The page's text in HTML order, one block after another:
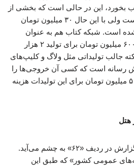
بخورد، این در حالی است که بخشی از
محتوای این رادیو تبلیغاتی است ولی با این حال ۳۰ میلیون تومان
شده است. شبکه کتاب هم به عنوان
بازوی رسانه‌ای خانه کتاب، ۶۰۰ میلیون تومان برای تولید ۲ هزار
جالب تولیداتی مثل ولاگ و کلیپ‌های
رسانه است که کسی آن خروجی‌ها را
در یاد ندارد ولی قریب به ۵۰۰ میلیون تومان برای این تولیدات هزینه
یکی از ارقام عجیب در این گزارش در ردیف «۶۲» به چشم می‌آید.
عمومی کشور» که طبق این